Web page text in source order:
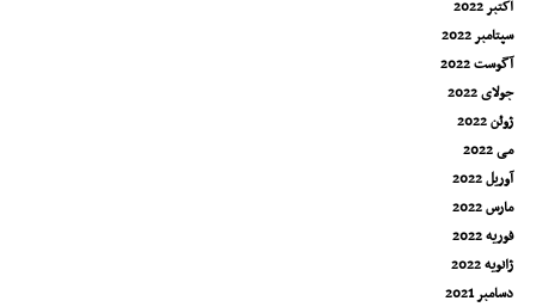
اکتبر 2022
سپتامبر 2022
آگوست 2022
جولای 2022
ژوئن 2022
می 2022
آوریل 2022
مارس 2022
فوریه 2022
ژانویه 2022
دسامبر 2021